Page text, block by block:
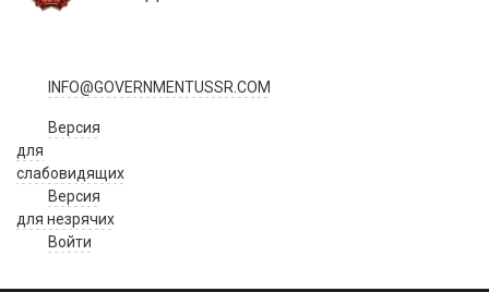
INFO@GOVERNMENTUSSR.COM
Версия
для
слабовидящих
Версия
для незрячих
Войти